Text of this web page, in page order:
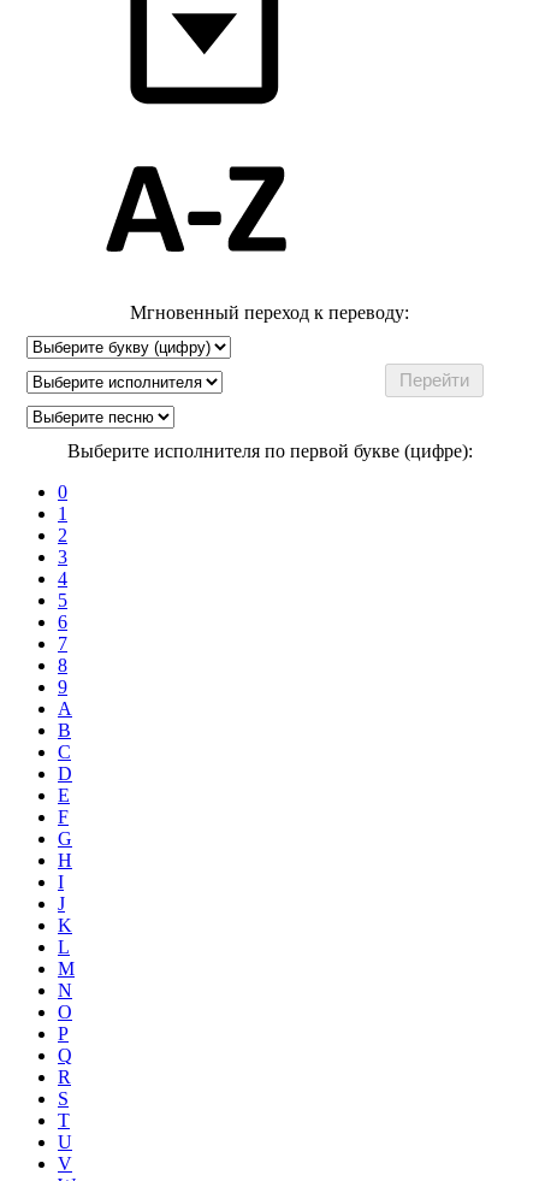
Мгновенный переход к переводу:
Выберите исполнителя по первой букве (цифре):
0
1
2
3
4
5
6
7
8
9
A
B
C
D
E
F
G
H
I
J
K
L
M
N
O
P
Q
R
S
T
U
V